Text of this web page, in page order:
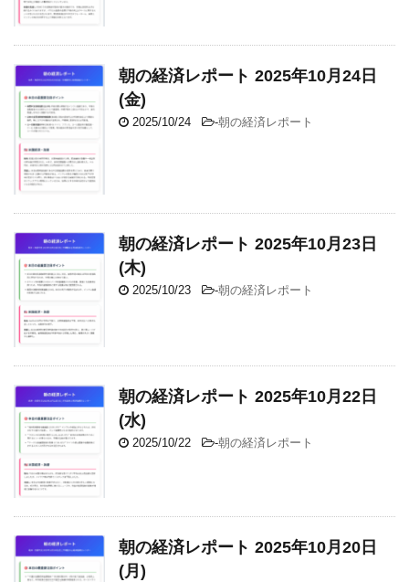
朝の経済レポート 2025年10月24日
(金)
2025/10/24 -朝の経済レポート
朝の経済レポート 2025年10月23日
(木)
2025/10/23 -朝の経済レポート
朝の経済レポート 2025年10月22日
(水)
2025/10/22 -朝の経済レポート
朝の経済レポート 2025年10月20日
(月)